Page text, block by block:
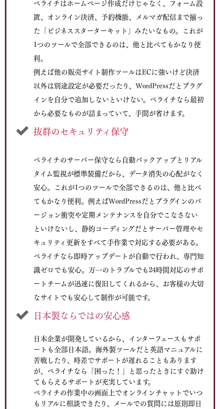
ペライチはホームページ作成だけじゃなく、フォーム設
置、オンライン決済、予約機能、メルマガ配信まで揃っ
た「ビジネススターターキット」みたいなもの。これが
1つのツールで全部できるのは、他と比べてもかなり便
利。
例えば他の販売サイト制作ツールはECに強いけど決済
以外は別途設定が必要だったり、WordPressだとプラグ
インを自分で追加しないといけない。ペライチなら最初
から必要なものが詰まっていて、手間が省けます。
抜群のセキュリティ保守
ペライチのサーバー保守なら自動バックアップとリアル
タイム監視が標準装備だから、データ消失の心配がなく
安心。これが1つのツールで全部できるのは、他と比べ
てもかなり便利。例えばWordPressだとプラグインのバ
ージョン衝突や定期メンテナンスを自分でこなさない
といけないし、静的コーディングだとサーバー管理やセ
キュリティ更新をすべて手作業で対応する必要がある。
ペライチなら即時アップデートが自動で行われ、専門知
識ゼロでも安心。万一のトラブルでも24時間対応のサポ
ートチームが迅速に復旧してくれるから、お客様の大切
なサイトでも安心して制作が可能です。
日本製ならではの安心感
日本企業が開発しているから、インターフェースもサポ
ートも全部日本語。海外製ツールだと英語マニュアルに
苦戦したり、時差でサポートが遅れることもあります
が、ペライチなら「困った！」と思ったときにすぐ助け
てもらえるサポートが充実しています。
ペライチの作業中の画面上でオンラインチャットでいつ
もリアルに相談できたり、メールでの質問には原則即日